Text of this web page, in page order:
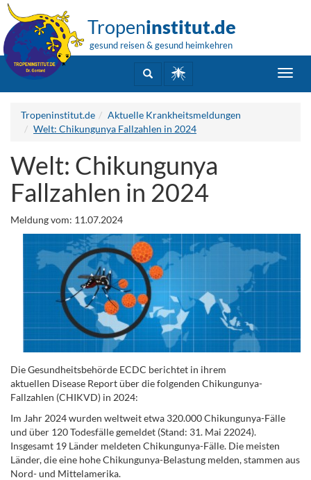
Tropeninstitut.de
gesund reisen & gesund heimkehren
Tropeninstitut.de
Aktuelle Krankheitsmeldungen
Welt: Chikungunya Fallzahlen in 2024
Welt: Chikungunya
Fallzahlen in 2024
Meldung vom: 11.07.2024
Die Gesundheitsbehörde ECDC berichtet in ihrem
aktuellen Disease Report über die folgenden Chikungunya-
Fallzahlen (CHIKVD) in 2024:
Im Jahr 2024 wurden weltweit etwa 320.000 Chikungunya-Fälle
und über 120 Todesfälle gemeldet (Stand: 31. Mai 22024).
Insgesamt 19 Länder meldeten Chikungunya-Fälle. Die meisten
Länder, die eine hohe Chikungunya-Belastung melden, stammen aus
Nord- und Mittelamerika.